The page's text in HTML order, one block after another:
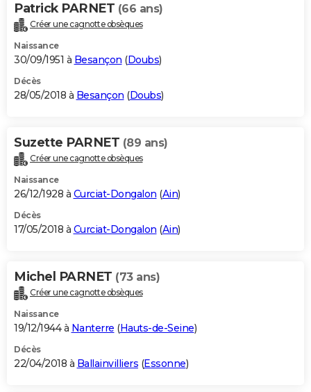
Patrick PARNET (66 ans)
Créer une cagnotte obsèques
Naissance
30/09/1951 à Besançon (Doubs)
Décès
28/05/2018 à Besançon (Doubs)
Suzette PARNET (89 ans)
Créer une cagnotte obsèques
Naissance
26/12/1928 à Curciat-Dongalon (Ain)
Décès
17/05/2018 à Curciat-Dongalon (Ain)
Michel PARNET (73 ans)
Créer une cagnotte obsèques
Naissance
19/12/1944 à Nanterre (Hauts-de-Seine)
Décès
22/04/2018 à Ballainvilliers (Essonne)